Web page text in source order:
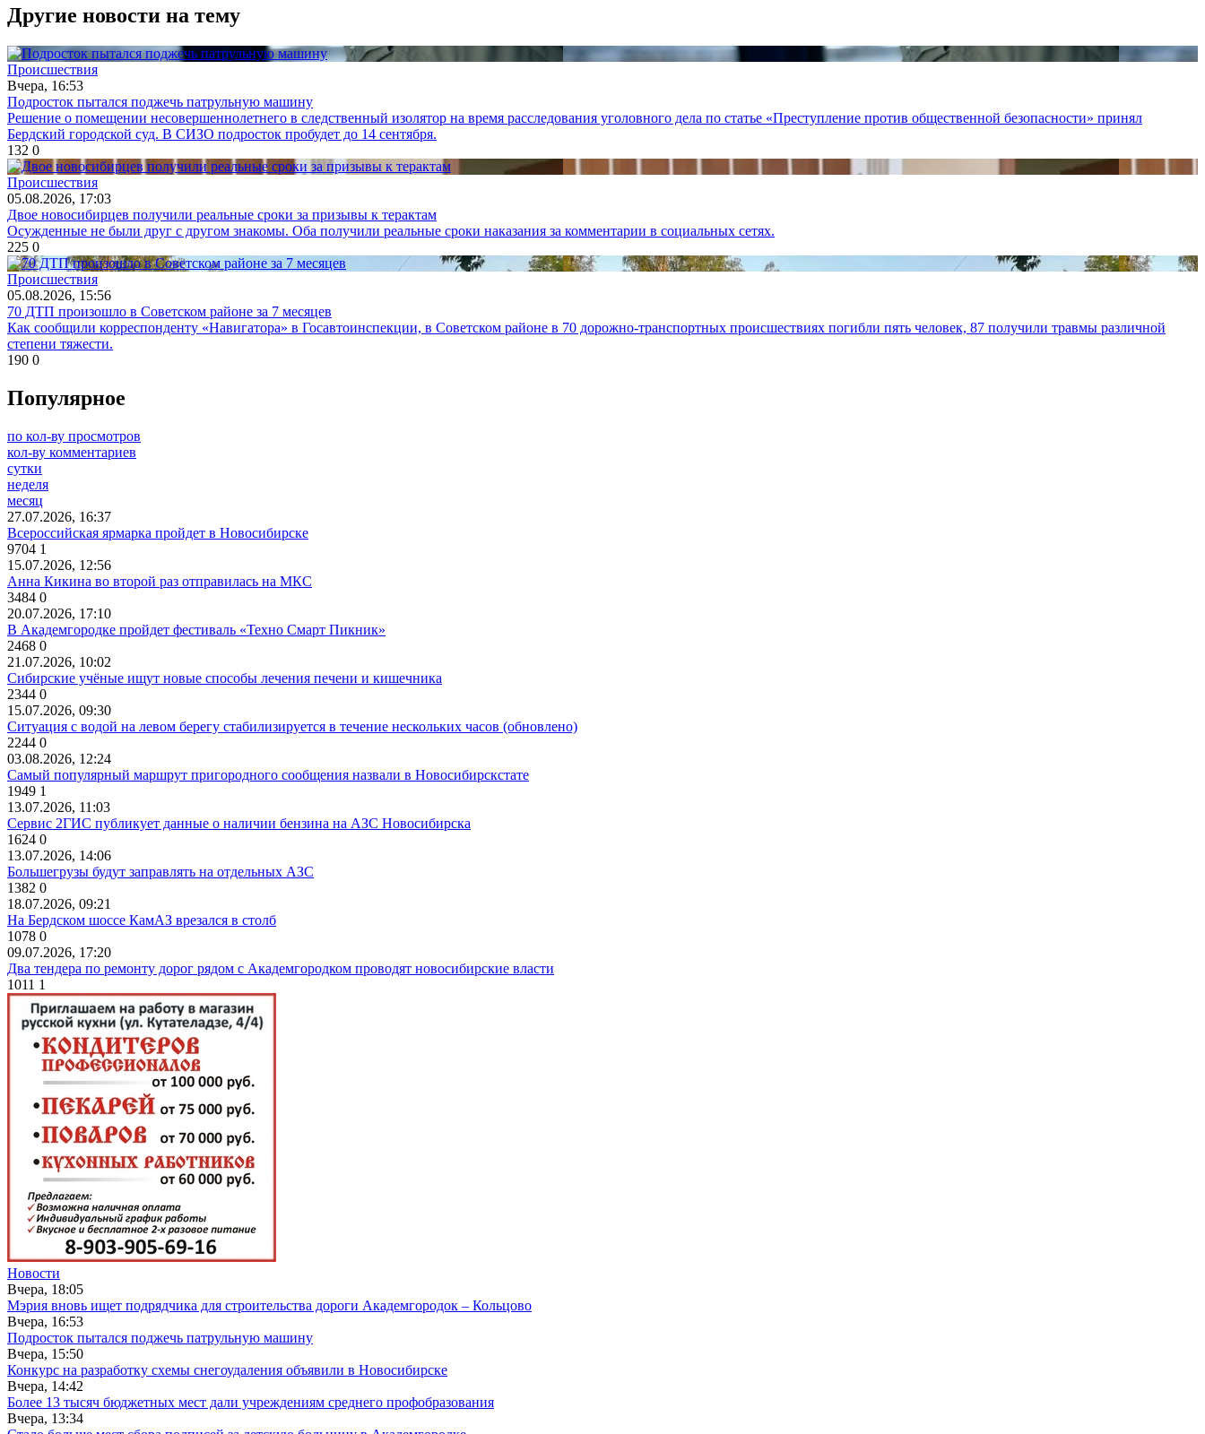
Другие новости на тему
Происшествия
Вчера, 16:53
Подросток пытался поджечь патрульную машину
Решение о помещении несовершеннолетнего в следственный изолятор на время расследования уголовного дела по статье «Преступление против общественной безопасности» принял
Бердский городской суд. В СИЗО подросток пробудет до 14 сентября.
132 0
Происшествия
05.08.2026, 17:03
Двое новосибирцев получили реальные сроки за призывы к терактам
Осужденные не были друг с другом знакомы. Оба получили реальные сроки наказания за комментарии в социальных сетях.
225 0
Происшествия
05.08.2026, 15:56
70 ДТП произошло в Советском районе за 7 месяцев
Как сообщили корреспонденту «Навигатора» в Госавтоинспекции, в Советском районе в 70 дорожно-транспортных происшествиях погибли пять человек, 87 получили травмы различной
степени тяжести.
190 0
Популярное
по кол-ву просмотров
кол-ву комментариев
сутки
неделя
месяц
27.07.2026, 16:37
Всероссийская ярмарка пройдет в Новосибирске
9704 1
15.07.2026, 12:56
Анна Кикина во второй раз отправилась на МКС
3484 0
20.07.2026, 17:10
В Академгородке пройдет фестиваль «Техно Смарт Пикник»
2468 0
21.07.2026, 10:02
Сибирские учёные ищут новые способы лечения печени и кишечника
2344 0
15.07.2026, 09:30
Ситуация с водой на левом берегу стабилизируется в течение нескольких часов (обновлено)
2244 0
03.08.2026, 12:24
Самый популярный маршрут пригородного сообщения назвали в Новосибирскстате
1949 1
13.07.2026, 11:03
Сервис 2ГИС публикует данные о наличии бензина на АЗС Новосибирска
1624 0
13.07.2026, 14:06
Большегрузы будут заправлять на отдельных АЗС
1382 0
18.07.2026, 09:21
На Бердском шоссе КамАЗ врезался в столб
1078 0
09.07.2026, 17:20
Два тендера по ремонту дорог рядом с Академгородком проводят новосибирские власти
1011 1
Новости
Вчера, 18:05
Мэрия вновь ищет подрядчика для строительства дороги Академгородок – Кольцово
Вчера, 16:53
Подросток пытался поджечь патрульную машину
Вчера, 15:50
Конкурс на разработку схемы снегоудаления объявили в Новосибирске
Вчера, 14:42
Более 13 тысяч бюджетных мест дали учреждениям среднего профобразования
Вчера, 13:34